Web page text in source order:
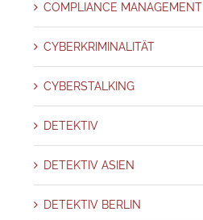
COMPLIANCE MANAGEMENT
CYBERKRIMINALITÄT
CYBERSTALKING
DETEKTIV
DETEKTIV ASIEN
DETEKTIV BERLIN